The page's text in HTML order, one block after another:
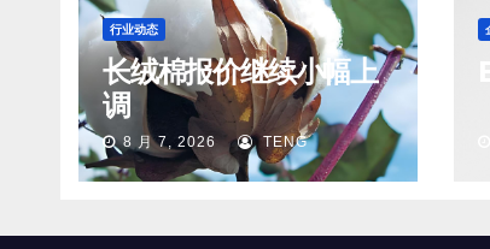
行业动态
长绒棉报价继续小幅上
调
8 月 7, 2026 TENG